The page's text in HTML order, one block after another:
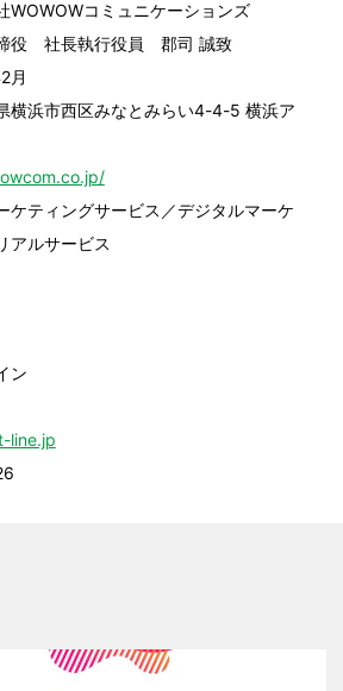
コミュニケーションズ
社長執行役員 郡司 誠致
浜市西区みなとみらい4-4-5 横浜ア
ティングサービス／デジタルマーケ
アルサービス
ン
line.jp